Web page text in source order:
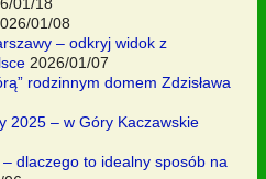
01/08
– odkryj widok z
2026/01/07
rodzinnym domem Zdzisława
2025 – w Góry Kaczawskie
dlaczego to idealny sposób na